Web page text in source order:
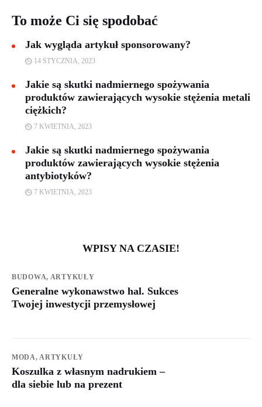
To może Ci się spodobać
Jak wygląda artykuł sponsorowany?
14 STYCZNIA, 2023
Jakie są skutki nadmiernego spożywania
produktów zawierających wysokie stężenia metali
ciężkich?
7 KWIETNIA, 2023
Jakie są skutki nadmiernego spożywania
produktów zawierających wysokie stężenia
antybiotyków?
7 KWIETNIA, 2023
WPISY NA CZASIE!
BUDOWA, ARTYKUŁY
Generalne wykonawstwo hal. Sukces
Twojej inwestycji przemysłowej
MODA, ARTYKUŁY
Koszulka z własnym nadrukiem –
dla siebie lub na prezent